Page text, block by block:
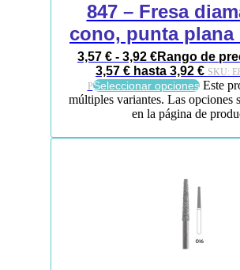
847 – Fresa
cono, punta plana
3,57 € - 3,92 €Rango de
3,57 € hasta 3,92 € SKU:
PSeleccionar opciones Este
múltiples variantes. Las opciones
en la página de